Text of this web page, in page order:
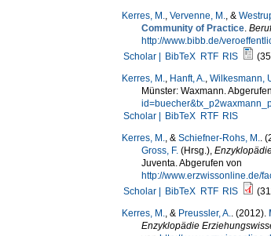
Kerres, M., Vervenne, M., &
Community of Practice.
http://www.bibb.de/
Scholar |
BibTeX RTF RIS
Kerres, M., Hanft, A., Wilkesmann,
Münster: Waxmann.
Scholar |
BibTeX RTF RIS
Kerres, M., & Schiefner-Rohs, M..
Gross, F.(Hrsg.),
Juventa. Abgerufen von
http://www.erzwissonline.de/
Scholar |
BibTeX RTF RIS
Kerres, M., & Preussler, A.. (2012).
Enzyklopädie